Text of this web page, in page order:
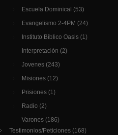
Escuela Dominical (53)
Evangelismo 2-4PM (24)
Instituto Bíblico Oasis (1)
Interpretación (2)
Jovenes (243)
Misiones (12)
Prisiones (1)
Radio (2)
Varones (186)
Testimonios/Peticiones (168)